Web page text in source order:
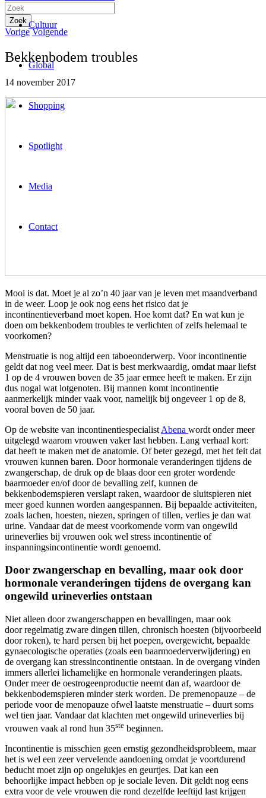
Cultuur
Global
Shopping
Spotlight
Media
Contact
Vorige Volgende
Bekkenbodem troubles
14 november 2017
Mooi is dat. Moet je al zo’n 40 jaar van je leven met maandverband
in de weer. Loop je ook nog eens het risico dat je
incontinentieverband moet kopen. Hoe komt dat? En wat kun je
doen om bekkenbodem troubles te verlichten of zelfs helemaal te
voorkomen?
Menstruatie is nog altijd een taboeonderwerp. Voor incontinentie
geldt dat nog veel meer. Dat is best merkwaardig, omdat maar liefst
1 op de 4 vrouwen boven de 35 jaar ermee heeft te maken. Er zijn
dus nogal wat lotgenoten. Bij mannen komt incontinentie
aanmerkelijk minder vaak voor, namelijk bij ongeveer 1 op de 8,
vooral boven de 50 jaar.
Op de website van incontinentiespecialist Abena wordt onder meer
uitgelegd waarom vrouwen vaker last hebben. Lang verhaal kort:
dat heeft te maken met de anatomie. Of beter gezegd, met het feit dat
vrouwen kunnen baren. Door hormonale veranderingen tijdens de
zwangerschap, de druk op de blaas door een groter wordende
baarmoeder en/of door de bevalling zelf, kunnen de
bekkenbodemspieren verslapt raken, waardoor de sluitspieren niet
meer goed kunnen worden aangespannen. Bij bepaalde activiteiten,
zoals lachen, hoesten, niezen, springen of tillen, verlies je dan wat
urine. Vandaar dat de meest voorkomende vorm van ongewild
urineverlies bij vrouwen ook wel stress incontinentie of
inspanningsincontinentie wordt genoemd.
Door zwangerschap en bevalling, maar ook door
hormonale veranderingen tijdens de overgang kan
ongewild urineverlies ontstaan
Niet alleen door zwangerschappen en bevallingen, maar ook
door regelmatig zware dingen tillen, chronisch hoesten (bijvoorbeeld
door roken), te hard persen bij het poepen, overgewicht, bepaalde
gynaecologische operaties (zoals een baarmoederverwijdering) en
de overgang kan stressincontinentie ontstaan. In de overgang vinden
immers allerlei lichamelijke en hormonale veranderingen plaats.
Onder meer de oestrogeenproductie neemt dan af, waardoor de
bekkenbodemspieren minder sterk worden. De premenopauze – de
periode voor de menopauze ofwel laatste menstruatie – duurt soms
wel tien jaar. Vandaar dat klachten met ongewild urineverlies bij
vrouwen vaak al rond hun 35ste beginnen.
Incontinentie is misschien geen ernstig gezondheidsprobleem, maar
het is wel een zeer vervelende aandoening omdat je voortdurend
beducht moet zijn op ongelukjes en geurtjes. Dat kan een
behoorlijke impact hebben op je sociale leven. Dit geldt nog eens
extra voor de vele vrouwen die rond dezelfde leeftijd last krijgen